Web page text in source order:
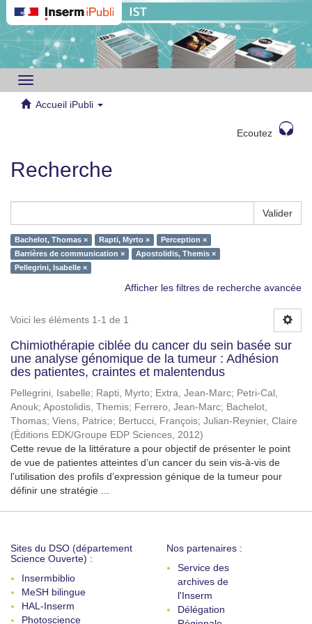
Toggle
navigation
Accueil iPubli
Ecoutez
Recherche
Valider
Bachelot, Thomas × Rapti, Myrto ×
Perception ×
Barrières de communication ×
Apostolidis, Themis ×
Pellegrini, Isabelle ×
Afficher les filtres de recherche avancée
Voici les éléments 1-1 de 1
Chimiothérapie ciblée du cancer du sein basée sur
une analyse génomique de la tumeur : Adhésion
des patientes, craintes et malentendus
Pellegrini, Isabelle; Rapti, Myrto; Extra, Jean-Marc; Petri-Cal,
Anouk; Apostolidis, Themis; Ferrero, Jean-Marc; Bachelot,
Thomas; Viens, Patrice; Bertucci, François; Julian-Reynier, Claire
(Éditions EDK/Groupe EDP Sciences, 2012)
Cette revue de la littérature a pour objectif de présenter le point
de vue de patientes atteintes d’un cancer du sein vis-à-vis de
l’utilisation des profils d’expression génique de la tumeur pour
définir une stratégie ...
Sites du DSO (département
Science Ouverte) :
Insermbiblio
MeSH bilingue
HAL-Inserm
Photoscience
Nos partenaires :
Service des
archives de
l'Inserm
Délégation